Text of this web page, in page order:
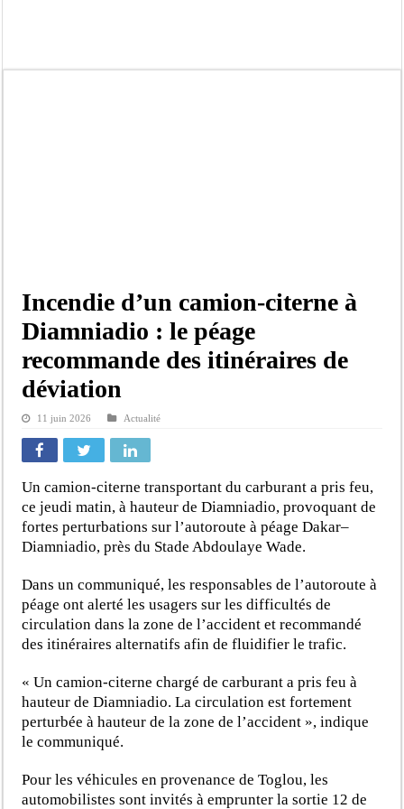
​Incendie d’un camion-citerne à
Diamniadio : le péage
recommande des itinéraires de
déviation
11 juin 2026 Actualité
Un camion-citerne transportant du carburant a pris feu,
ce jeudi matin, à hauteur de Diamniadio, provoquant de
fortes perturbations sur l’autoroute à péage Dakar–
Diamniadio, près du Stade Abdoulaye Wade.
Dans un communiqué, les responsables de l’autoroute à
péage ont alerté les usagers sur les difficultés de
circulation dans la zone de l’accident et recommandé
des itinéraires alternatifs afin de fluidifier le trafic.
« Un camion-citerne chargé de carburant a pris feu à
hauteur de Diamniadio. La circulation est fortement
perturbée à hauteur de la zone de l’accident », indique
le communiqué.
Pour les véhicules en provenance de Toglou, les
automobilistes sont invités à emprunter la sortie 12 de